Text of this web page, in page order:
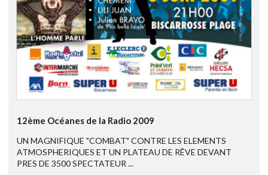
12ème Océanes de la Radio 2009
UN MAGNIFIQUE "COMBAT" CONTRE LES ELEMENTS
ATMOSPHERIQUES ET UN PLATEAU DE RÊVE DEVANT
PRES DE 3500 SPECTATEUR ...